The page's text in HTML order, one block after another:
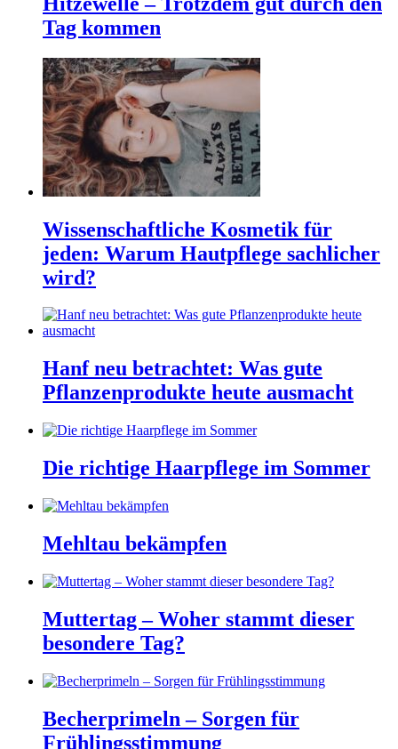
Tag kommen
Wissenschaftliche Kosmetik für
jeden: Warum Hautpflege sachlicher
wird?
Hanf neu betrachtet: Was gute
Pflanzenprodukte heute ausmacht
Die richtige Haarpflege im Sommer
Mehltau bekämpfen
Muttertag – Woher stammt dieser
besondere Tag?
Becherprimeln – Sorgen für
Frühlingsstimmung